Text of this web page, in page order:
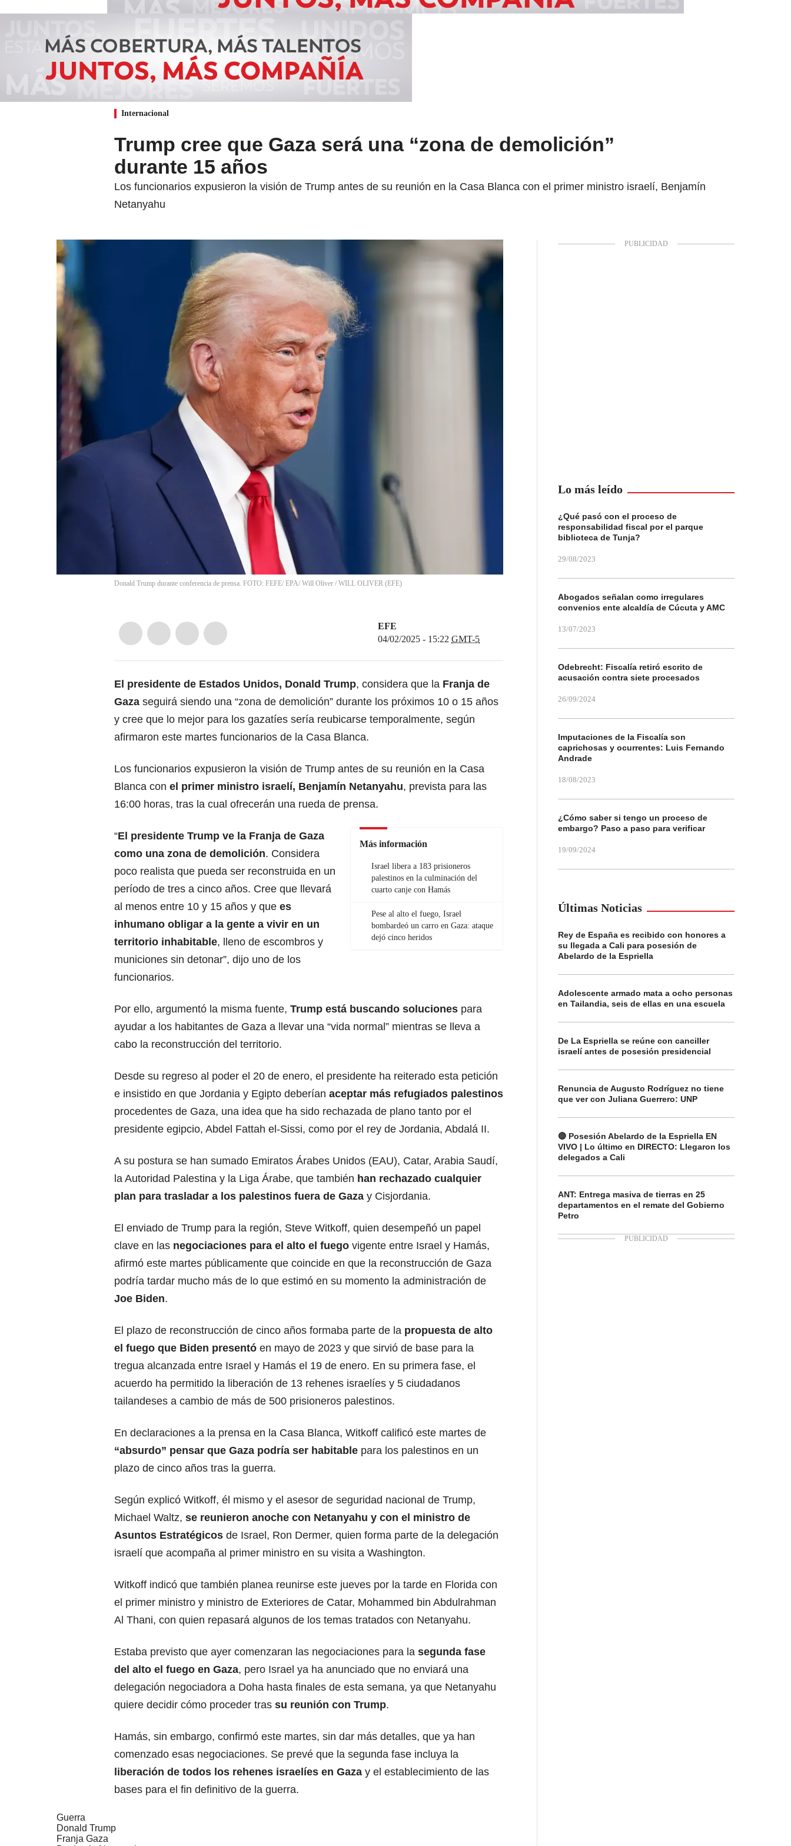
Internacional
Trump cree que Gaza será una “zona de demolición”
durante 15 años
Los funcionarios expusieron la visión de Trump antes de su reunión en la Casa Blanca con el primer ministro israelí, Benjamín
Netanyahu
Donald Trump durante conferencia de prensa. FOTO: FEFE/ EPA/ Will Oliver / WILL OLIVER (EFE)
EFE
04/02/2025 - 15:22 GMT-5
El presidente de Estados Unidos, Donald Trump, considera que la Franja de
Gaza seguirá siendo una “zona de demolición” durante los próximos 10 o 15 años
y cree que lo mejor para los gazatíes sería reubicarse temporalmente, según
afirmaron este martes funcionarios de la Casa Blanca.
Los funcionarios expusieron la visión de Trump antes de su reunión en la Casa
Blanca con el primer ministro israelí, Benjamín Netanyahu, prevista para las
16:00 horas, tras la cual ofrecerán una rueda de prensa.
Más información
Israel libera a 183 prisioneros
palestinos en la culminación del
cuarto canje con Hamás
Pese al alto el fuego, Israel
bombardeó un carro en Gaza: ataque
dejó cinco heridos
“El presidente Trump ve la Franja de Gaza
como una zona de demolición. Considera
poco realista que pueda ser reconstruida en un
período de tres a cinco años. Cree que llevará
al menos entre 10 y 15 años y que es
inhumano obligar a la gente a vivir en un
territorio inhabitable, lleno de escombros y
municiones sin detonar”, dijo uno de los
funcionarios.
Por ello, argumentó la misma fuente, Trump está buscando soluciones para
ayudar a los habitantes de Gaza a llevar una “vida normal” mientras se lleva a
cabo la reconstrucción del territorio.
Desde su regreso al poder el 20 de enero, el presidente ha reiterado esta petición
e insistido en que Jordania y Egipto deberían aceptar más refugiados palestinos
procedentes de Gaza, una idea que ha sido rechazada de plano tanto por el
presidente egipcio, Abdel Fattah el-Sissi, como por el rey de Jordania, Abdalá II.
A su postura se han sumado Emiratos Árabes Unidos (EAU), Catar, Arabia Saudí,
la Autoridad Palestina y la Liga Árabe, que también han rechazado cualquier
plan para trasladar a los palestinos fuera de Gaza y Cisjordania.
El enviado de Trump para la región, Steve Witkoff, quien desempeñó un papel
clave en las negociaciones para el alto el fuego vigente entre Israel y Hamás,
afirmó este martes públicamente que coincide en que la reconstrucción de Gaza
podría tardar mucho más de lo que estimó en su momento la administración de
Joe Biden.
El plazo de reconstrucción de cinco años formaba parte de la propuesta de alto
el fuego que Biden presentó en mayo de 2023 y que sirvió de base para la
tregua alcanzada entre Israel y Hamás el 19 de enero. En su primera fase, el
acuerdo ha permitido la liberación de 13 rehenes israelíes y 5 ciudadanos
tailandeses a cambio de más de 500 prisioneros palestinos.
En declaraciones a la prensa en la Casa Blanca, Witkoff calificó este martes de
“absurdo” pensar que Gaza podría ser habitable para los palestinos en un
plazo de cinco años tras la guerra.
Según explicó Witkoff, él mismo y el asesor de seguridad nacional de Trump,
Michael Waltz, se reunieron anoche con Netanyahu y con el ministro de
Asuntos Estratégicos de Israel, Ron Dermer, quien forma parte de la delegación
israelí que acompaña al primer ministro en su visita a Washington.
Witkoff indicó que también planea reunirse este jueves por la tarde en Florida con
el primer ministro y ministro de Exteriores de Catar, Mohammed bin Abdulrahman
Al Thani, con quien repasará algunos de los temas tratados con Netanyahu.
Estaba previsto que ayer comenzaran las negociaciones para la segunda fase
del alto el fuego en Gaza, pero Israel ya ha anunciado que no enviará una
delegación negociadora a Doha hasta finales de esta semana, ya que Netanyahu
quiere decidir cómo proceder tras su reunión con Trump.
Hamás, sin embargo, confirmó este martes, sin dar más detalles, que ya han
comenzado esas negociaciones. Se prevé que la segunda fase incluya la
liberación de todos los rehenes israelíes en Gaza y el establecimiento de las
bases para el fin definitivo de la guerra.
Guerra
Donald Trump
Franja Gaza
Lo más leído
¿Qué pasó con el proceso de
responsabilidad fiscal por el parque
biblioteca de Tunja?
29/08/2023
Abogados señalan como irregulares
convenios ente alcaldía de Cúcuta y AMC
13/07/2023
Odebrecht: Fiscalía retiró escrito de
acusación contra siete procesados
26/09/2024
Imputaciones de la Fiscalía son
caprichosas y ocurrentes: Luis Fernando
Andrade
18/08/2023
¿Cómo saber si tengo un proceso de
embargo? Paso a paso para verificar
19/09/2024
Últimas Noticias
Rey de España es recibido con honores a
su llegada a Cali para posesión de
Abelardo de la Espriella
Adolescente armado mata a ocho personas
en Tailandia, seis de ellas en una escuela
De La Espriella se reúne con canciller
israelí antes de posesión presidencial
Renuncia de Augusto Rodríguez no tiene
que ver con Juliana Guerrero: UNP
🔴 Posesión Abelardo de la Espriella EN
VIVO | Lo último en DIRECTO: Llegaron los
delegados a Cali
ANT: Entrega masiva de tierras en 25
departamentos en el remate del Gobierno
Petro